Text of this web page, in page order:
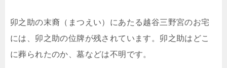
卯之助の末裔（まつえい）にあたる越谷三野宮のお宅
には、卯之助の位牌が残されています。卯之助はどこ
に葬られたのか、墓などは不明です。